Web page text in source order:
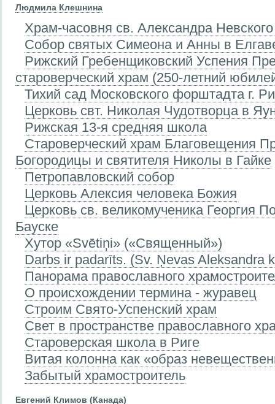
Людмила Клешнина
Храм-часовня св. Александра
Собор святых Симеона и Анны в
Рижский Гребенщиковский Успения
староверческий храм (250-летний
Тихий сад Московского форштадта г.
Церковь свт. Николая Чудотворца в
Рижская 13-я средняя школа
Староверческий храм Благовещения
Богородицы и святителя Николы в Гайке
Петропавловский собор
Церковь Алексия человека Божия
Церковь св. великомученика Георгия
Бауске
Хутор «Svētiņi» («Священный»)
Darbs ir padarīts. (Sv. Ņevas Aleksandra
Панорама православного
О происхождении термина - журавец
Строим Свято-Успенский храм
Свет в пространстве православного
Староверская школа в Риге
Витая колонна как «образ
Забытый храмостроитель
Евгений Климов (Канада)